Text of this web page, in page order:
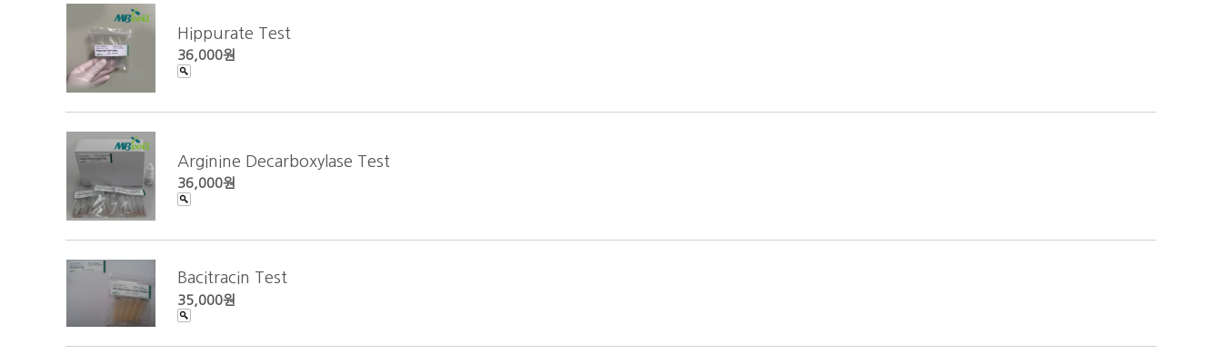
Hippurate Test
36,000원
Arginine Decarboxylase Test
36,000원
Bacitracin Test
35,000원